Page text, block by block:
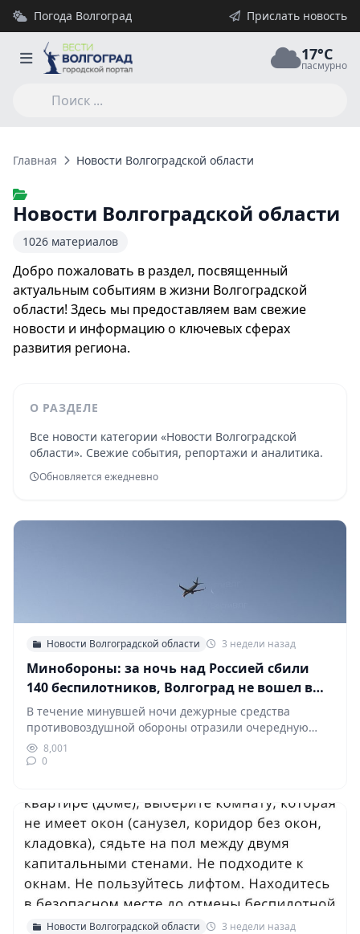
Погода Волгоград Прислать новость
17°C
пасмурно
Главная Новости Волгоградской области
Новости Волгоградской области
1026 материалов
Добро пожаловать в раздел, посвященный
актуальным событиям в жизни Волгоградской
области! Здесь мы предоставляем вам свежие
новости и информацию о ключевых сферах
развития региона.
О РАЗДЕЛЕ
Все новости категории «Новости Волгоградской
области». Свежие события, репортажи и аналитика.
Обновляется ежедневно
Новости Волгоградской области 3 недели назад
Минобороны: за ночь над Россией сбили
140 беспилотников, Волгоград не вошел в
список
В течение минувшей ночи дежурные средства
противовоздушной обороны отразили очередную
массированную атаку украинских беспилотников. По…
8,001
0
Новости Волгоградской области 3 недели назад